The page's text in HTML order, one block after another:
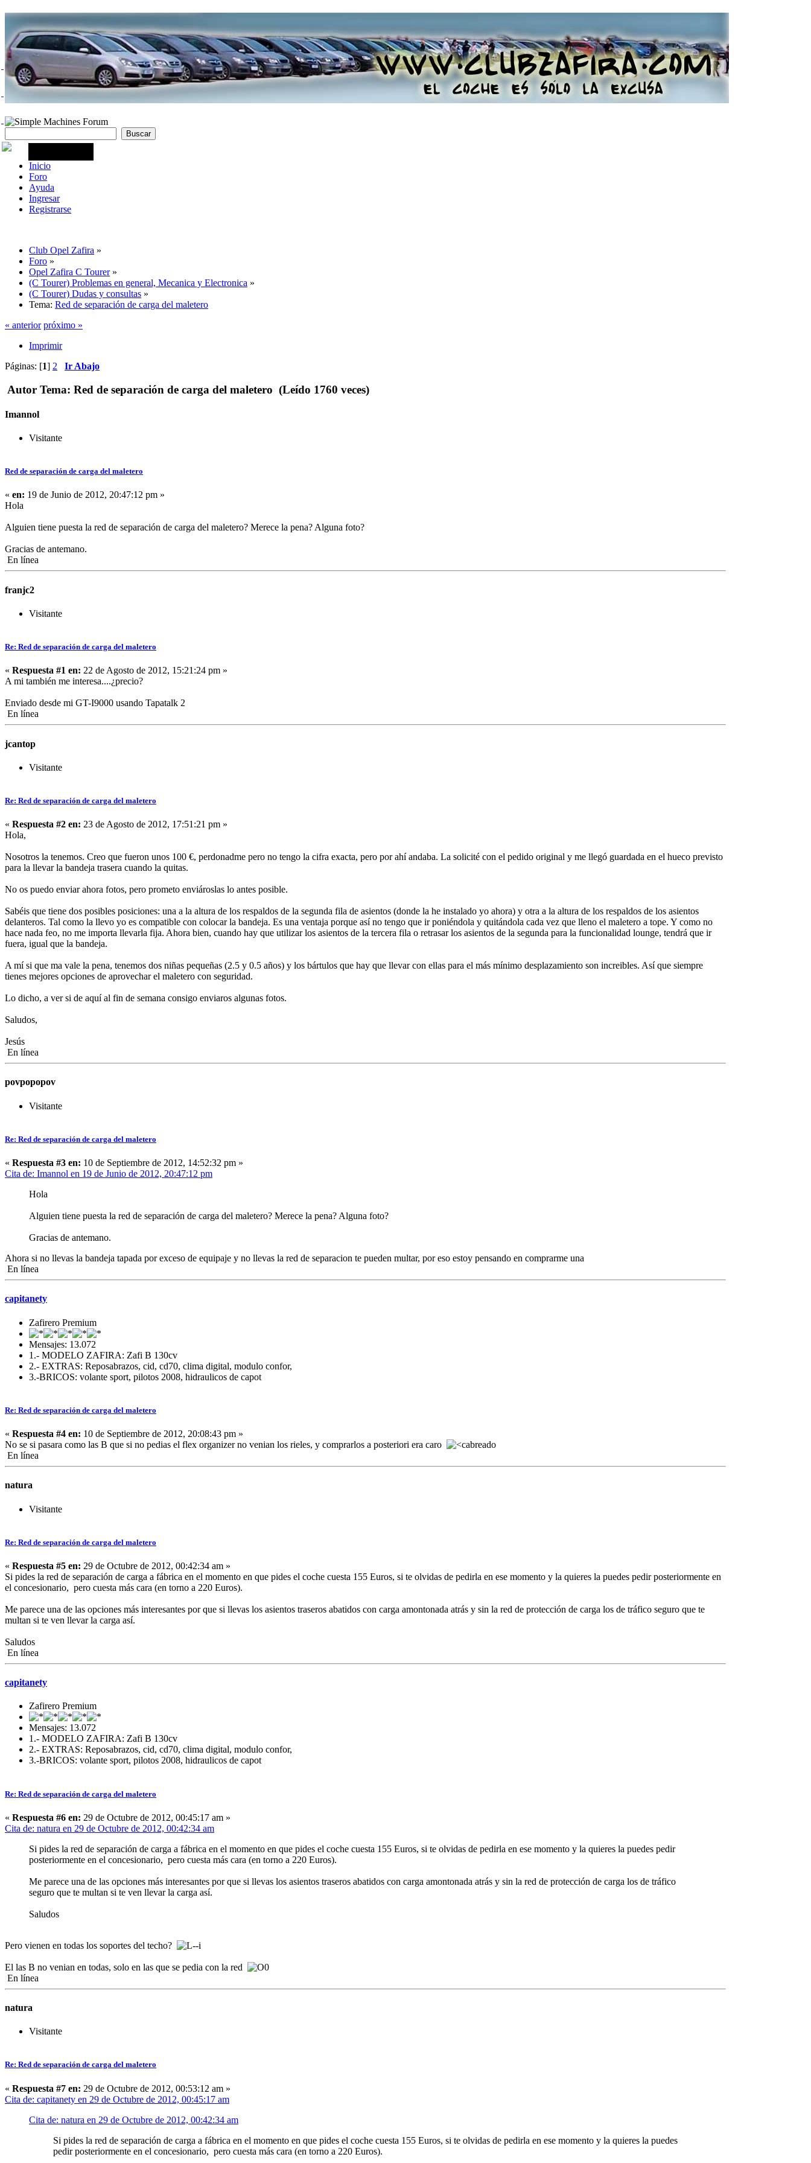
Inicio
Foro
Ayuda
Ingresar
Registrarse
Club Opel Zafira »
Foro »
Opel Zafira C Tourer»
(C Tourer) Problemas en general, Mecanica y Electronica »
(C Tourer) Dudas y consultas »
Tema: Red de separación de carga del maletero
« anterior próximo »
Imprimir
Páginas: [1] 2 Ir Abajo
Autor Tema: Red de separación de carga del maletero (Leído 1760 veces)
Imannol
Visitante
Red de separación de carga del maletero
« en: 19 de Junio de 2012, 20:47:12 pm »
Hola
Alguien tiene puesta la red de separación de carga del maletero? Merece la pena? Alguna foto?
Gracias de antemano.
En línea
franjc2
Visitante
Re: Red de separación de carga del maletero
« Respuesta #1 en: 22 de Agosto de 2012, 15:21:24 pm »
A mi también me interesa....¿precio?
Enviado desde mi GT-I9000 usando Tapatalk 2
En línea
jcantop
Visitante
Re: Red de separación de carga del maletero
« Respuesta #2 en: 23 de Agosto de 2012, 17:51:21 pm »
Hola,
Nosotros la tenemos. Creo que fueron unos 100 €, perdonadme pero no tengo la cifra exacta, pero por ahí andaba. La solicité con el pedido original y me llegó guardada en el hueco previsto
para la llevar la bandeja trasera cuando la quitas.
No os puedo enviar ahora fotos, pero prometo enviároslas lo antes posible.
Sabéis que tiene dos posibles posiciones: una a la altura de los respaldos de la segunda fila de asientos (donde la he instalado yo ahora) y otra a la altura de los respaldos de los asientos
delanteros. Tal como la llevo yo es compatible con colocar la bandeja. Es una ventaja porque así no tengo que ir poniéndola y quitándola cada vez que lleno el maletero a tope. Y como no
hace nada feo, no me importa llevarla fija. Ahora bien, cuando hay que utilizar los asientos de la tercera fila o retrasar los asientos de la segunda para la funcionalidad lounge, tendrá que ir
fuera, igual que la bandeja.
A mí si que ma vale la pena, tenemos dos niñas pequeñas (2.5 y 0.5 años) y los bártulos que hay que llevar con ellas para el más mínimo desplazamiento son increibles. Así que siempre
tienes mejores opciones de aprovechar el maletero con seguridad.
Lo dicho, a ver si de aquí al fin de semana consigo enviaros algunas fotos.
Saludos,
Jesús
En línea
povpopopov
Visitante
Re: Red de separación de carga del maletero
« Respuesta #3 en: 10 de Septiembre de 2012, 14:52:32 pm »
Cita de: Imannol en 19 de Junio de 2012, 20:47:12 pm
Hola
Alguien tiene puesta la red de separación de carga del maletero? Merece la pena? Alguna foto?
Gracias de antemano.
Ahora si no llevas la bandeja tapada por exceso de equipaje y no llevas la red de separacion te pueden multar, por eso estoy pensando en comprarme una
En línea
capitanety
Zafirero Premium
Mensajes: 13.072
1.- MODELO ZAFIRA: Zafi B 130cv
2.- EXTRAS: Reposabrazos, cid, cd70, clima digital, modulo confor,
3.-BRICOS: volante sport, pilotos 2008, hidraulicos de capot
Re: Red de separación de carga del maletero
« Respuesta #4 en: 10 de Septiembre de 2012, 20:08:43 pm »
No se si pasara como las B que si no pedias el flex organizer no venian los rieles, y comprarlos a posteriori era caro
En línea
natura
Visitante
Re: Red de separación de carga del maletero
« Respuesta #5 en: 29 de Octubre de 2012, 00:42:34 am »
Si pides la red de separación de carga a fábrica en el momento en que pides el coche cuesta 155 Euros, si te olvidas de pedirla en ese momento y la quieres la puedes pedir posteriormente en
el concesionario, pero cuesta más cara (en torno a 220 Euros).
Me parece una de las opciones más interesantes por que si llevas los asientos traseros abatidos con carga amontonada atrás y sin la red de protección de carga los de tráfico seguro que te
multan si te ven llevar la carga así.
Saludos
En línea
capitanety
Zafirero Premium
Mensajes: 13.072
1.- MODELO ZAFIRA: Zafi B 130cv
2.- EXTRAS: Reposabrazos, cid, cd70, clima digital, modulo confor,
3.-BRICOS: volante sport, pilotos 2008, hidraulicos de capot
Re: Red de separación de carga del maletero
« Respuesta #6 en: 29 de Octubre de 2012, 00:45:17 am »
Cita de: natura en 29 de Octubre de 2012, 00:42:34 am
Si pides la red de separación de carga a fábrica en el momento en que pides el coche cuesta 155 Euros, si te olvidas de pedirla en ese momento y la quieres la puedes pedir
posteriormente en el concesionario, pero cuesta más cara (en torno a 220 Euros).
Me parece una de las opciones más interesantes por que si llevas los asientos traseros abatidos con carga amontonada atrás y sin la red de protección de carga los de tráfico
seguro que te multan si te ven llevar la carga así.
Saludos
Pero vienen en todas los soportes del techo?
El las B no venian en todas, solo en las que se pedia con la red
En línea
natura
Visitante
Re: Red de separación de carga del maletero
« Respuesta #7 en: 29 de Octubre de 2012, 00:53:12 am »
Cita de: capitanety en 29 de Octubre de 2012, 00:45:17 am
Cita de: natura en 29 de Octubre de 2012, 00:42:34 am
Si pides la red de separación de carga a fábrica en el momento en que pides el coche cuesta 155 Euros, si te olvidas de pedirla en ese momento y la quieres la puedes
pedir posteriormente en el concesionario, pero cuesta más cara (en torno a 220 Euros).